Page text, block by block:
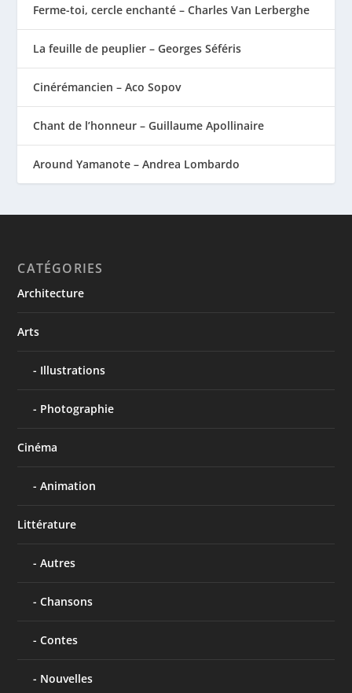
Ferme-toi, cercle enchanté – Charles Van Lerberghe
La feuille de peuplier – Georges Séféris
Cinérémancien – Aco Sopov
Chant de l’honneur – Guillaume Apollinaire
Around Yamanote – Andrea Lombardo
CATÉGORIES
Architecture
Arts
Illustrations
Photographie
Cinéma
Animation
Littérature
Autres
Chansons
Contes
Nouvelles